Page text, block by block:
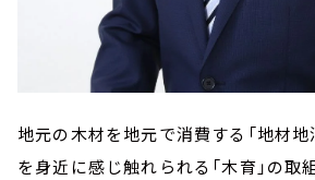
地元の木材を地元で消費する「地材地
を身近に感じ触れられる「木育」の取